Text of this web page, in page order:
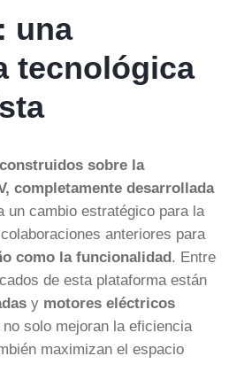
una
tecnológica
sobre la
completamente desarrollada
un cambio estratégico para la
anteriores para
como la funcionalidad. Entre
de esta plataforma están
y motores eléctricos
solo mejoran la eficiencia
maximizan el espacio